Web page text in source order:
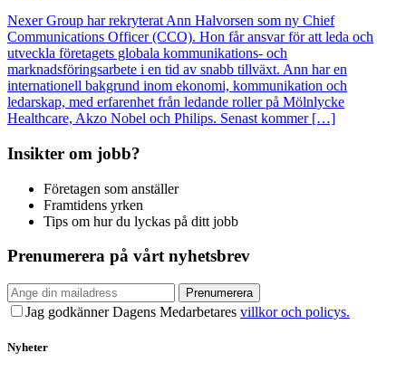
Nexer Group har rekryterat Ann Halvorsen som ny Chief
Communications Officer (CCO). Hon får ansvar för att leda och
utveckla företagets globala kommunikations- och
marknadsföringsarbete i en tid av snabb tillväxt. Ann har en
internationell bakgrund inom ekonomi, kommunikation och
ledarskap, med erfarenhet från ledande roller på Mölnlycke
Healthcare, Akzo Nobel och Philips. Senast kommer […]
Insikter om jobb?
Företagen som anställer
Framtidens yrken
Tips om hur du lyckas på ditt jobb
Prenumerera på vårt nyhetsbrev
Prenumerera
Jag godkänner Dagens Medarbetares villkor och policys.
Nyheter